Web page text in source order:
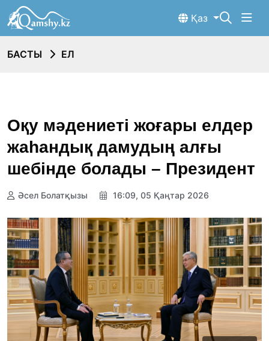
Қаз
БАСТЫ ЕЛ
Оқу мәдениеті жоғары елдер
жаһандық дамудың алғы
шебінде болады – Президент
Әсел Болатқызы 16:09, 05 Қаңтар 2026